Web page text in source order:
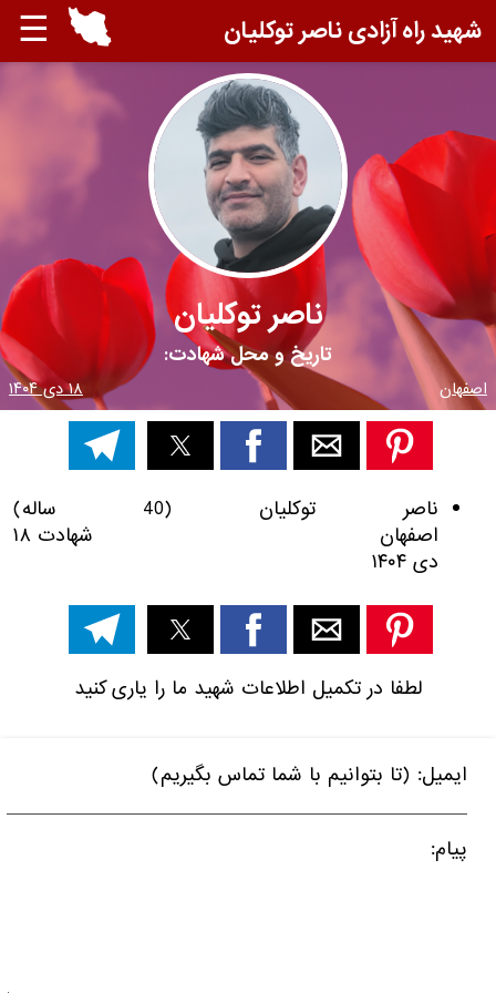
☰ شهید راه آزادی ناصر توکلیان
ناصر توکلیان
تاریخ و محل شهادت:
اصفهان ۱۸ دی ۱۴۰۴
ناصر توکلیان (40 ساله)
اصفهان شهادت ۱۸
دی ۱۴۰۴
لطفا در تکمیل اطلاعات شهید ما را یاری کنید
ایمیل: (تا بتوانیم با شما تماس بگیریم)
پیام: